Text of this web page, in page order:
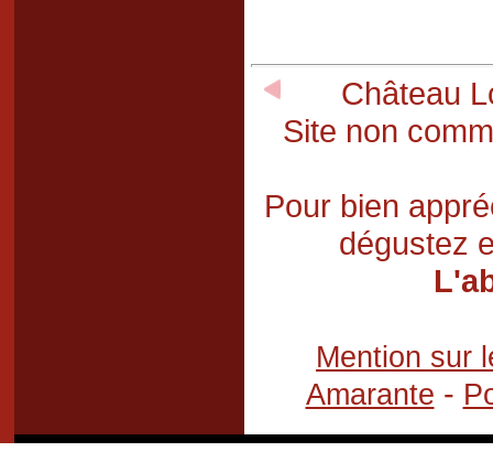
Château
Site non
Pour bien
dégustez
Mention sur
Amarante -